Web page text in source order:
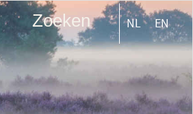
Zoeken NL EN